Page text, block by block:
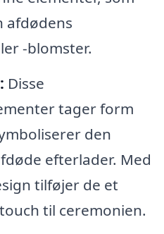
afdødens
-blomster.
Disse
tager form
den
efterlader. Med
tilføjer de et
til ceremonien.